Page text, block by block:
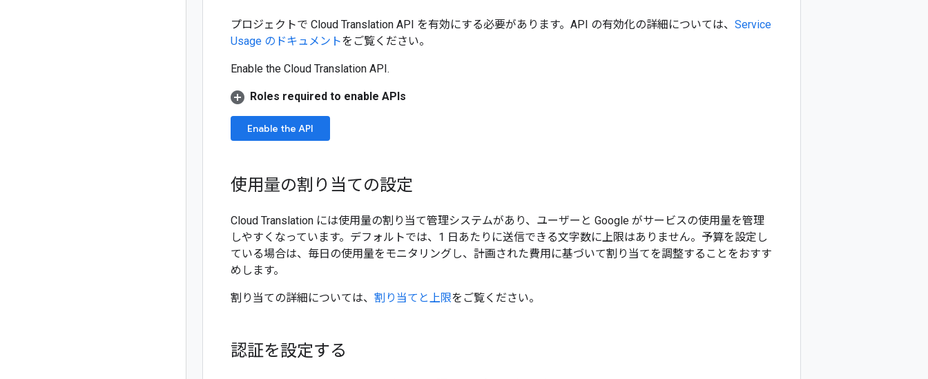
プロジェクトで Cloud Translation API を有効にする必要があります。API の有効化の詳細については、 Service
Usage のドキュメントをご覧ください。
Enable the Cloud Translation API.
Roles required to enable APIs
Enable the API
使用量の割り当ての設定
Cloud Translation には使用量の割り当て管理システムがあり、ユーザーと Google がサービスの使用量を管理
しやすくなっています。デフォルトでは、1 日あたりに送信できる文字数に上限はありません。予算を設定し
ている場合は、毎日の使用量をモニタリングし、計画された費用に基づいて割り当てを調整することをおすす
めします。
割り当ての詳細については、 割り当てと上限をご覧ください。
認証を設定する